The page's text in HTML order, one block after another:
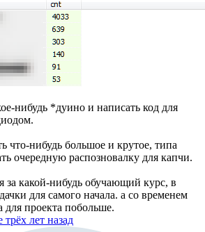
нибудь *дуино и написать код для
что-нибудь большое и крутое, типа
очередную распозновалку для капчи.
за какой-нибудь обучающий курс, в
для самого начала. а со временем
для проекта побольше.
трёх лет назад